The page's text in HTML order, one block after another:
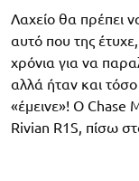
Λαχείο θα πρέπει
αυτό που της
χρόνια για να
αλλά ήταν και
«έμεινε»! Ο Chase
Rivian R1S, πίσω